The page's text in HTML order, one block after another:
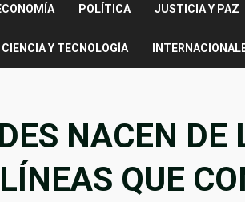
POLÍTICA JUSTICIA Y PAZ
CIENCIA Y TECNOLOGÍA
NACEN DE
QUE